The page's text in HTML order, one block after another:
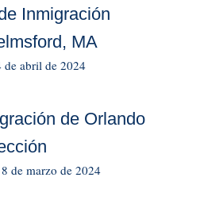
Inmigración
MA
de abril de 2024
de Orlando
de marzo de 2024